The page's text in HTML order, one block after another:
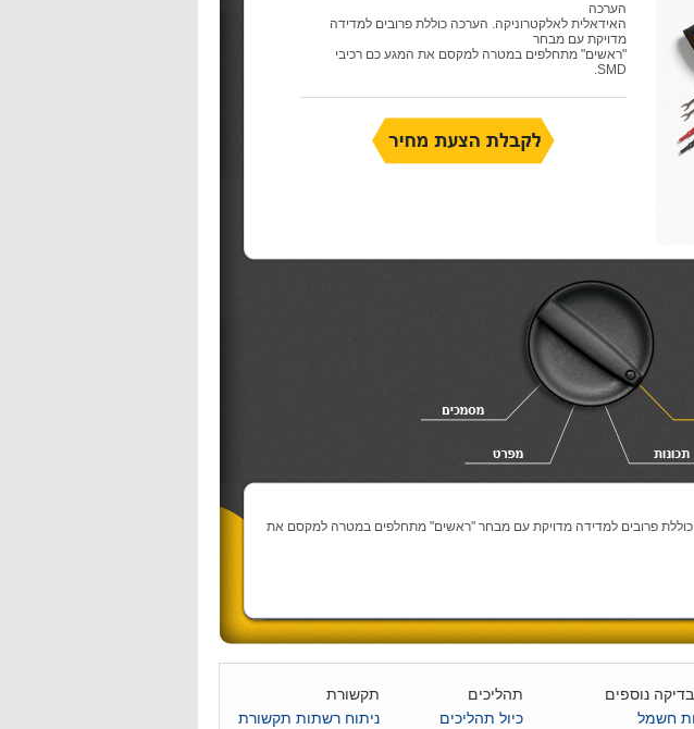
הערכה
האידאלית לאלקטרוניקה. הערכה כוללת פרובים למדידה
מדויקת עם מבחר
"ראשים" מתחלפים במטרה למקסם את המגע כם רכיבי
SMD
.
פרובים למדידה מדויקת עם מבחר "ראשים" מתחלפים במטרה למקסם את
נוספים
חשמל
תהליכים
כיול תהליכים
תקשורת
ניתוח רשתות תקשורת